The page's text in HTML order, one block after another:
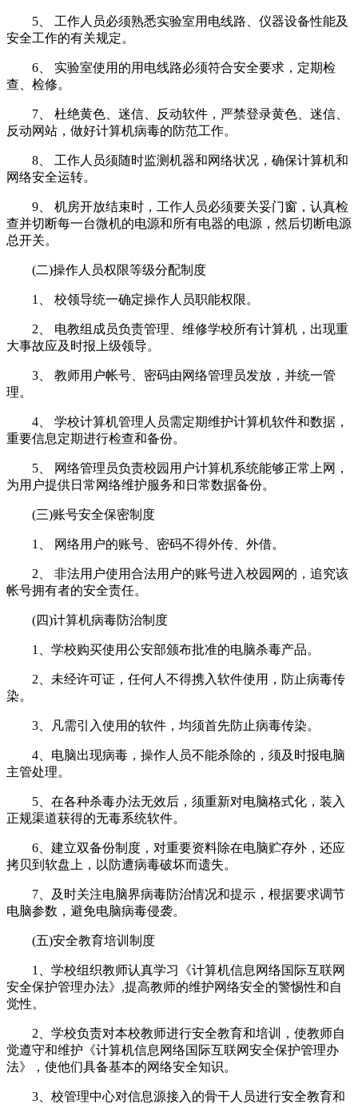
5、 工作人员必须熟悉实验室用电线路、仪器设备性能及
安全工作的有关规定。
6、 实验室使用的用电线路必须符合安全要求，定期检
查、检修。
7、 杜绝黄色、迷信、反动软件，严禁登录黄色、迷信、
反动网站，做好计算机病毒的防范工作。
8、 工作人员须随时监测机器和网络状况，确保计算机和
网络安全运转。
9、 机房开放结束时，工作人员必须要关妥门窗，认真检
查并切断每一台微机的电源和所有电器的电源，然后切断电源
总开关。
(二)操作人员权限等级分配制度
1、 校领导统一确定操作人员职能权限。
2、 电教组成员负责管理、维修学校所有计算机，出现重
大事故应及时报上级领导。
3、 教师用户帐号、密码由网络管理员发放，并统一管
理。
4、 学校计算机管理人员需定期维护计算机软件和数据，
重要信息定期进行检查和备份。
5、 网络管理员负责校园用户计算机系统能够正常上网，
为用户提供日常网络维护服务和日常数据备份。
(三)账号安全保密制度
1、 网络用户的账号、密码不得外传、外借。
2、 非法用户使用合法用户的账号进入校园网的，追究该
帐号拥有者的安全责任。
(四)计算机病毒防治制度
1、学校购买使用公安部颁布批准的电脑杀毒产品。
2、未经许可证，任何人不得携入软件使用，防止病毒传
染。
3、凡需引入使用的软件，均须首先防止病毒传染。
4、电脑出现病毒，操作人员不能杀除的，须及时报电脑
主管处理。
5、在各种杀毒办法无效后，须重新对电脑格式化，装入
正规渠道获得的无毒系统软件。
6、建立双备份制度，对重要资料除在电脑贮存外，还应
拷贝到软盘上，以防遭病毒破坏而遗失。
7、及时关注电脑界病毒防治情况和提示，根据要求调节
电脑参数，避免电脑病毒侵袭。
(五)安全教育培训制度
1、学校组织教师认真学习《计算机信息网络国际互联网
安全保护管理办法》,提高教师的维护网络安全的警惕性和自
觉性。
2、学校负责对本校教师进行安全教育和培训，使教师自
觉遵守和维护《计算机信息网络国际互联网安全保护管理办
法》，使他们具备基本的网络安全知识。
3、校管理中心对信息源接入的骨干人员进行安全教育和